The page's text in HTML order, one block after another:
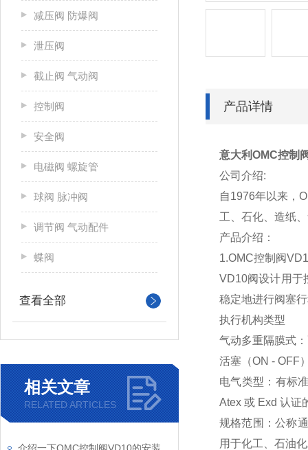
减压阀 防爆阀
泄压阀
截止阀 气动阀
控制阀
安全阀
电磁阀 螺旋管
球阀 脉冲阀
调节阀 气动配件
蝶阀
查看全部
相关文章
RELATED ARTICLES
产品详情
意大利OMC控制
公司介绍:
自1976年以来，
工、石化、造纸
产品介绍：
1.OMC控制阀
VD10阀设计用于
稳定地进行阀塞
执行机构类型
气动多重隔膜式
活塞（ON - OFF
电气类型：有标
Atex 或 Exd 认证
规格范围：公称
用于化工、石油